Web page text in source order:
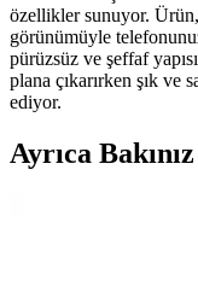
özellikler sunuyor.
görünümüyle
pürüzsüz ve şeffaf
plana çıkarırken şık ve
ediyor.
Ayrıca Bakınız